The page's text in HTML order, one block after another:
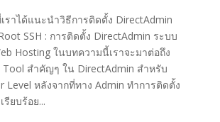
ราได้แนะนำวิธีการติดตั้ง DirectAdmin
SSH : การติดตั้ง DirectAdmin ระบบ
Hosting ในบทความนี้เราจะมาต่อถึง
Tool สำคัญๆ ใน DirectAdmin สำหรับ
Level หลังจากที่ทาง Admin ทำการติดตั้ง
รียบร้อย...